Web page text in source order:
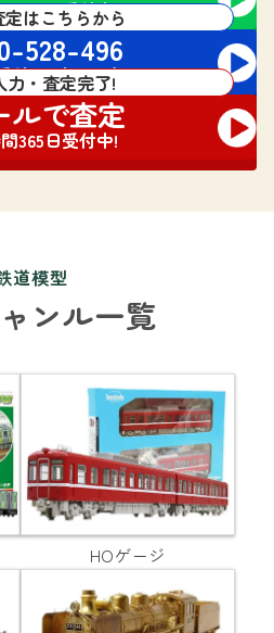
365日受付中!
はこちらから
528-496
付 24時間対応
力・査定完了!
ルで査定
365日受付中!
道模型
ンル一覧
HOゲージ